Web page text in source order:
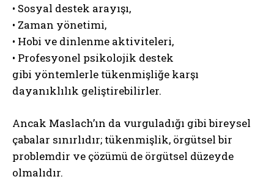
• Sosyal destek arayışı,
• Zaman yönetimi,
• Hobi ve dinlenme aktiviteleri,
• Profesyonel psikolojik destek
gibi yöntemlerle tükenmişliğe karşı
dayanıklılık geliştirebilirler.
Ancak Maslach’ın da vurguladığı gibi bireysel
çabalar sınırlıdır; tükenmişlik, örgütsel bir
problemdir ve çözümü de örgütsel düzeyde
olmalıdır.